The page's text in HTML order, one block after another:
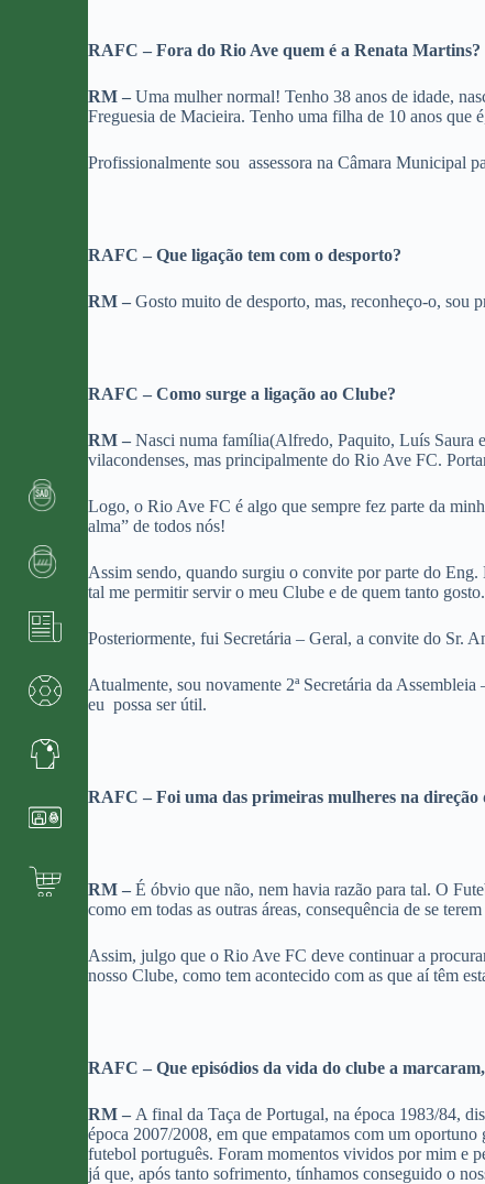
RAFC – Fora do Rio Ave quem é a Renata Martins?
RM – Uma mulher normal! Tenho 38 anos de idade,
Freguesia de Macieira. Tenho uma filha de 10 anos que
Profissionalmente sou assessora na Câmara Municipal
RAFC – Que ligação tem com o desporto?
RM – Gosto muito de desporto, mas, reconheço-o, sou
RAFC – Como surge a ligação ao Clube?
RM – Nasci numa família(Alfredo, Paquito, Luís Saura
vilacondenses, mas principalmente do Rio Ave FC.
Logo, o Rio Ave FC é algo que sempre fez parte da
alma” de todos nós!
Assim sendo, quando surgiu o convite por parte do
tal me permitir servir o meu Clube e de quem tanto gosto.
Posteriormente, fui Secretária – Geral, a convite do Sr.
Atualmente, sou novamente 2ª Secretária da
eu possa ser útil.
RAFC – Foi uma das primeiras mulheres na
RM – É óbvio que não, nem havia razão para tal. O
como em todas as outras áreas, consequência de se
Assim, julgo que o Rio Ave FC deve continuar a
nosso Clube, como tem acontecido com as que aí têm
RAFC – Que episódios da vida do clube a
RM – A final da Taça de Portugal, na época 1983/84,
época 2007/2008, em que empatamos com um
futebol português. Foram momentos vividos por mim e
já que, após tanto sofrimento, tínhamos conseguido o